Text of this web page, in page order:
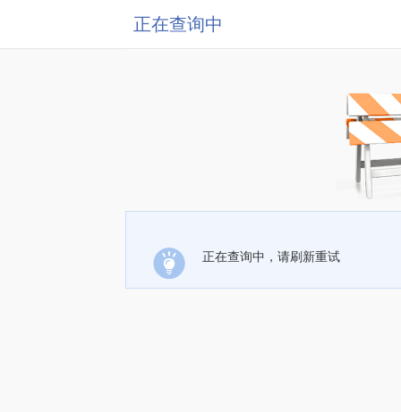
正在查询中
正在查询中，请刷新重试